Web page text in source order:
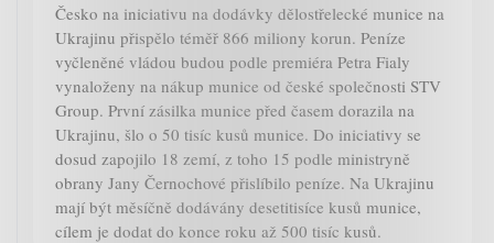
Česko na iniciativu na dodávky dělostřelecké munice na
Ukrajinu přispělo téměř 866 miliony korun. Peníze
vyčleněné vládou budou podle premiéra Petra Fialy
vynaloženy na nákup munice od české společnosti STV
Group. První zásilka munice před časem dorazila na
Ukrajinu, šlo o 50 tisíc kusů munice. Do iniciativy se
dosud zapojilo 18 zemí, z toho 15 podle ministryně
obrany Jany Černochové přislíbilo peníze. Na Ukrajinu
mají být měsíčně dodávány desetitisíce kusů munice,
cílem je dodat do konce roku až 500 tisíc kusů.